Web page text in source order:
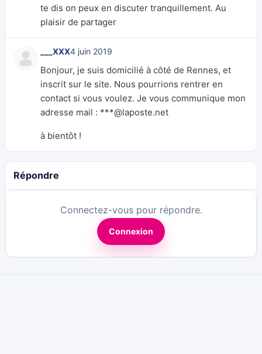
te dis on peux en discuter tranquillement. Au
plaisir de partager
___XXX4 juin 2019
Bonjour, je suis domicilié à côté de Rennes, et
inscrit sur le site. Nous pourrions rentrer en
contact si vous voulez. Je vous communique mon
adresse mail : ***@laposte.net
à bientôt !
Répondre
Connectez-vous pour répondre.
Connexion